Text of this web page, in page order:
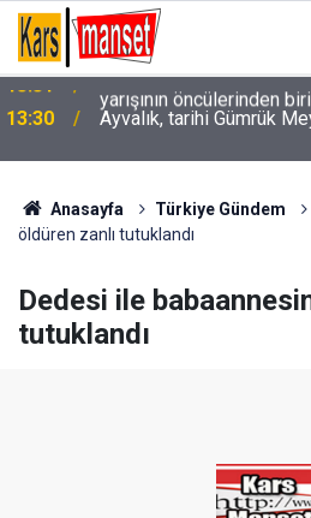
13:30 Ayvalık, tarihi Gümrük
Anasayfa Türkiye Gündem
öldüren zanlı tutuklandı
Dedesi ile
tutuklandı